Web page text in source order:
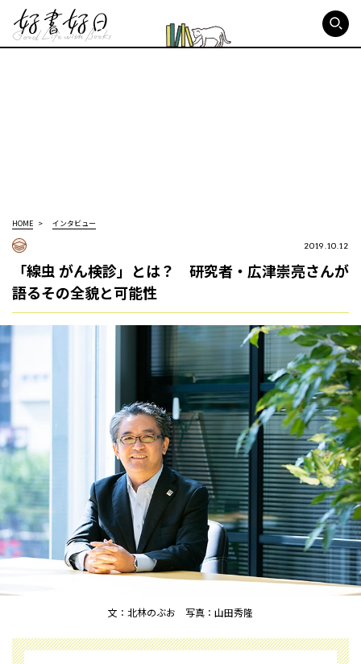
HOME インタビュー
2019.10.12
「線虫 がん検診」とは？ 研究者・広津崇亮さんが
語るその全貌と可能性
文：北林のぶお 写真：山田秀隆